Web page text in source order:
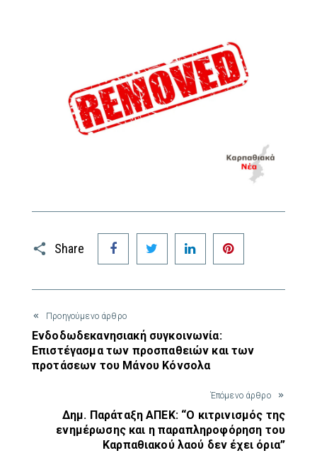
Share
Facebook Twitter LinkedIn
Προηγούμενο άρθρο
Ενδοδωδεκανησιακή συγκοινωνία:
Επιστέγασμα των προσπαθειών και των
προτάσεων του Μάνου Κόνσολα
Έπόμενο άρθρο
Δημ. Παράταξη ΑΠΕΚ: “Ο κιτρινισμός της
ενημέρωσης και η παραπληροφόρηση του
Καρπαθιακού λαού δεν έχει όρια”